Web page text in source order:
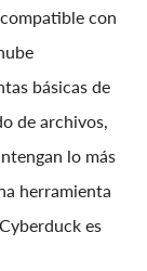
con
básicas de
de archivos,
lo más
herramienta
es